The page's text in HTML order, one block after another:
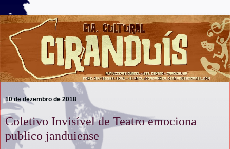
10 de dezembro de 2018
Coletivo Invisível de Teatro emociona
publico janduiense